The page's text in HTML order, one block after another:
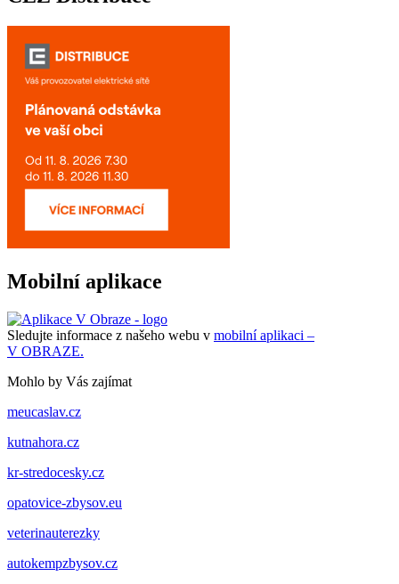
Mobilní aplikace
Sledujte informace z našeho webu v mobilní aplikaci –
V OBRAZE.
Mohlo by Vás zajímat
meucaslav.cz
kutnahora.cz
kr-stredocesky.cz
opatovice-zbysov.eu
veterinauterezky
autokempzbysov.cz